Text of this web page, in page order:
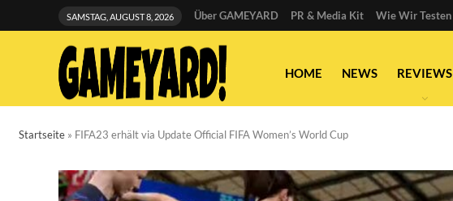
SAMSTAG, AUGUST 8, 2026 Über GAMEYARD PR & Media Kit Wie Wir Testen
HOME NEWS REVIEWS
Startseite » FIFA23 erhält via Update Official FIFA Women’s World Cup